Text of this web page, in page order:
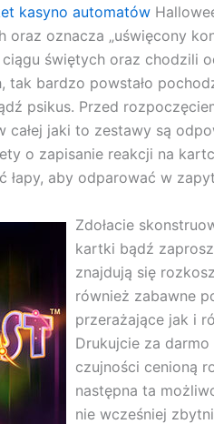
kasyno automatów
oznacza „uświęcony
świętych oraz chodzili
tak bardzo powstało
psikus. Przed
całej jaki to zestawy są
o zapisanie reakcji na
łapy, aby odparować w
Zdołacie
kartki bądź
znajdują się
również zabawne
przerażające jak i
Drukujcie za
czujności cenioną
następna ta
nie wcześniej